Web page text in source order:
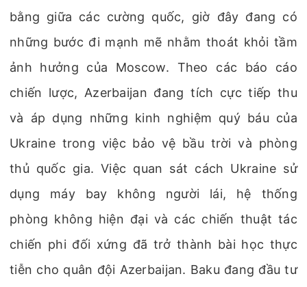
bằng giữa các cường quốc, giờ đây đang có
những bước đi mạnh mẽ nhằm thoát khỏi tầm
ảnh hưởng của Moscow. Theo các báo cáo
chiến lược, Azerbaijan đang tích cực tiếp thu
và áp dụng những kinh nghiệm quý báu của
Ukraine trong việc bảo vệ bầu trời và phòng
thủ quốc gia. Việc quan sát cách Ukraine sử
dụng máy bay không người lái, hệ thống
phòng không hiện đại và các chiến thuật tác
chiến phi đối xứng đã trở thành bài học thực
tiễn cho quân đội Azerbaijan. Baku đang đầu tư